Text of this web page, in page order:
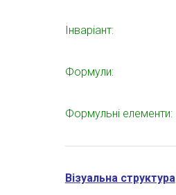
Інваріант:
Формули:
Формульні елементи:
Візуальна структура